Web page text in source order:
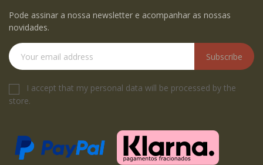
Pode assinar a nossa newsletter e acompanhar as nossas
novidades.
Subscribe
I accept that my personal data will be processed by the
store.